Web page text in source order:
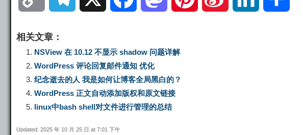
p
y
L
i
l
e
g
r
c
e
b
s
t
o
相关文章：
NSView 在 10.12 不显示 shadow 问题详解
WordPress 评论回复邮件通知 优化
纪念逝去的人 我是如何让博客全局黑白的？
WordPress 正文自动添加版权和原文链接
linux中bash shell对文件进行管理的总结
Updated: 2025 年 10 月 25 日 at 7:01 下午